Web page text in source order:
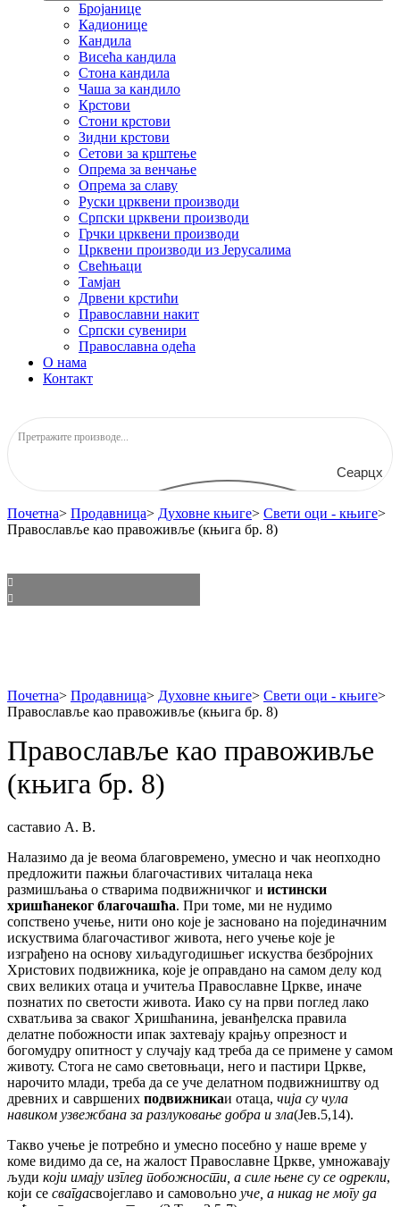
Бројанице
Кадионице
Кандила
Висећа кандила
Стона кандила
Чаша за кандило
Крстови
Стони крстови
Зидни крстови
Сетови за крштење
Опрема за венчање
Опрема за славу
Руски црквени производи
Српски црквени производи
Грчки црквени производи
Црквени производи из Јерусалима
Свећњаци
Тамјан
Дрвени крстићи
Православни накит
Српски сувенири
Православна одећа
О нама
Контакт
Сеарцх
Почетна> Продавница> Духовне књиге> Свети оци - књиге>
Православље као правоживље (књига бр. 8)
Почетна> Продавница> Духовне књиге> Свети оци - књиге>
Православље као правоживље (књига бр. 8)
Православље као правоживље
(књига бр. 8)
саставио А. В.
Налазимо да је веома благовремено, умесно и чак неопходно
предложити пажњи благочастивих читалаца нека
размишљања о стварима подвижничког и истински
хришћанеког благочашћа. При томе, ми не нудимо
сопствено учење, нити оно које је засновано на појединачним
искуствима благочастивог живота, него учење које је
изграђено на основу хиљадугодишњег искуства безбројних
Христових подвижника, које је оправдано на самом делу код
свих великих отаца и учитеља Православне Цркве, иначе
познатих по светости живота. Иако су на први поглед лако
схватљива за сваког Хришћанина, јеванђелска правила
делатне побожности ипак захтевају крајњу опрезност и
богомудру опитност у случају кад треба да се примене у самом
животу. Стога не само световњаци, него и пастири Цркве,
нарочито млади, треба да се уче делатном подвижништву од
древних и савршених подвижникаи отаца, чија су чула
навиком узвежбана за разлуковање добра и зла(Јев.5,14).
Такво учење је потребно и умесно посебно у наше време у
коме видимо да се, на жалост Православне Цркве, умножавају
људи који имају изглед побожности, а силе њене су се одрекли,
који се свагдасвојеглаво и самовољно уче, а никад не могу да